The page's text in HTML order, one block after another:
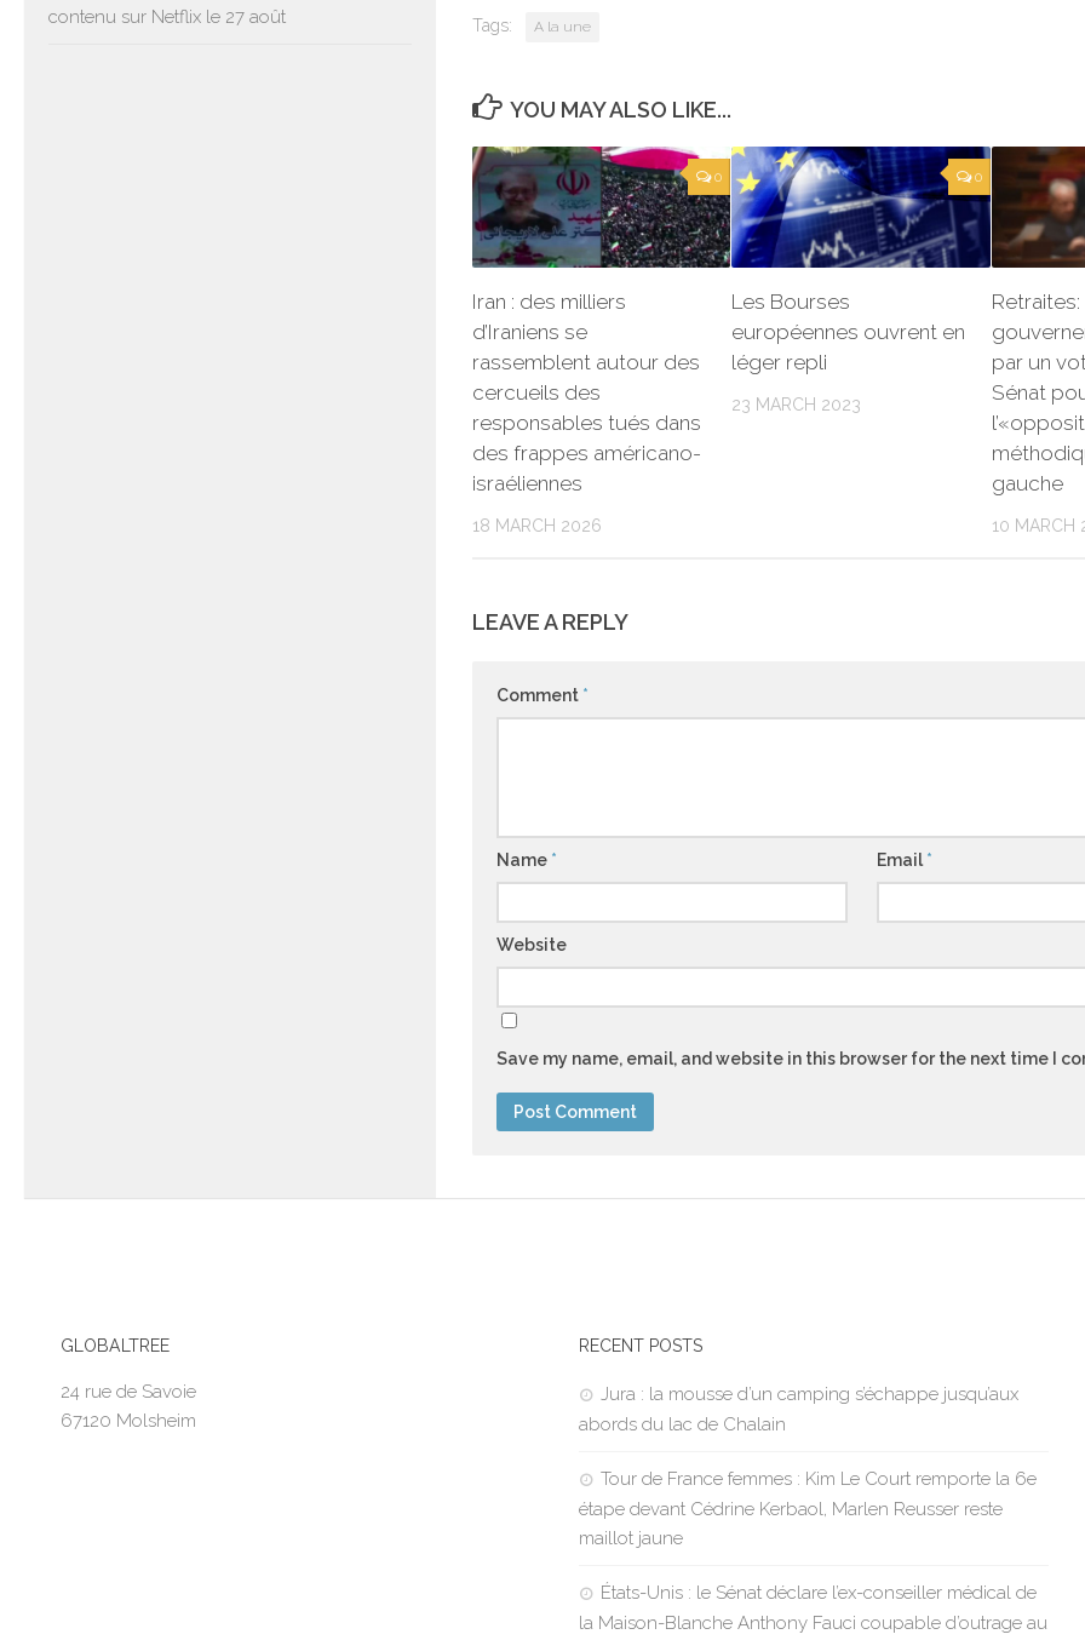
Tags: A la une
YOU MAY ALSO LIKE...
0
Iran : des milliers
d’Iraniens se
rassemblent autour des
cercueils des
responsables tués dans
des frappes américano-
israéliennes
18 MARCH 2026
0
Les Bourses
européennes ouvrent en
léger repli
23 MARCH 2023
Retraites:
par un
Sénat
gauche
10 MARCH
LEAVE A REPLY
Comment *
Name * Email*
Website
Save my name, email, and website in this browser for the next time I
contenu sur Netflix le 27 août
GLOBALTREE
24 rue de Savoie
67120 Molsheim
RECENT POSTS
Jura : la mousse d’un camping s’échappe jusqu’aux
abords du lac de Chalain
Tour de France femmes : Kim Le Court remporte la 6e
étape devant Cédrine Kerbaol, Marlen Reusser reste
maillot jaune
États-Unis : le Sénat déclare l’ex-conseiller médical de
la Maison-Blanche Anthony Fauci coupable d’outrage au